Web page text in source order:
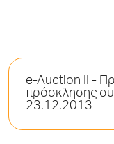
e-Auction II -
πρόσκλησης
23.12.2013